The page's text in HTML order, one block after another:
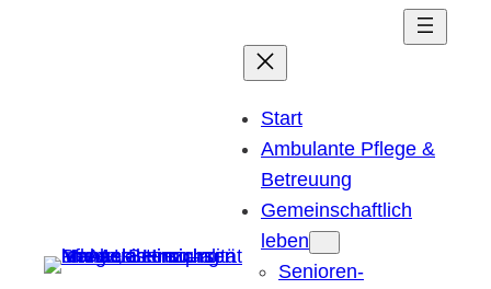
Start
Ambulante Pflege &
Betreuung
Gemeinschaftlich
leben
Senioren-